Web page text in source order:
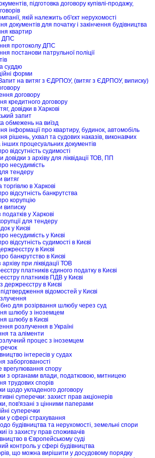
підготовка договору купівлі-продажу,
якій належить об'єкт нерухомості
документів для початку і закінчення будівництва
квартир
ДПС
протоколу ДПС
постанови патрульної поліції
суддю
форми
на витяг з ЄДРПОУ, (витяг з ЄДРПОУ, виписку)
договору
кредитного договору
довідки в Харкові
запит
обмежень на виїзд
інформації про квартиру, будинок, автомобіль
рішень, ухвал та судових наказів, виконавчих
інших процесуальних документів
відсутність судимості
з архіву для ліквідації ТОВ, ПП
несудимість
тендеру
витяг
торгівлю в Харкові
відсутність банкрутства
корупцію
виписку
податків у Харкові
для тендеру
у Києві
несудимість у Києві
відсутність судимості в Києві
в Києві
банкрутство в Києві
архіву при ліквідації ТОВ
платників єдиного податку в Києві
платників ПДВ у Києві
держреєстру в Києві
відомостей у Києві
для розірвання шлюбу через суд
шлюбу з іноземцем
шлюбу в Києві
розлучення в Україні
та аліменти
процес з іноземцем
інтересів у судах
заборгованості
врегулювання спору
з органами влади, податковою, митницею
трудових спорів
щодо укладеного договору
суперечки: захист прав акціонерів
пов'язані з цінними паперами
суперечки
у сфері страхування
будівництва та нерухомості, земельні спори
із захисту прав споживачів
в Європейському суді
контроль у сфері будівництва
що можна вирішити у досудовому порядку